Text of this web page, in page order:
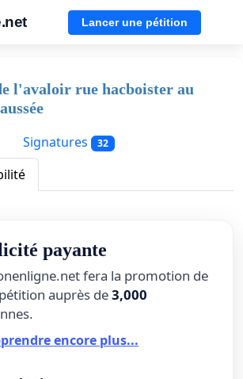
Lancer une pétition
l'avaloir rue hacboister au
Signatures 32
payante
fera la promotion de
auprès de3,000
encore plus...